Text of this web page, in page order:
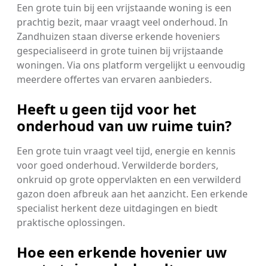
Een grote tuin bij een vrijstaande woning is een
prachtig bezit, maar vraagt veel onderhoud. In
Zandhuizen staan diverse erkende hoveniers
gespecialiseerd in grote tuinen bij vrijstaande
woningen. Via ons platform vergelijkt u eenvoudig
meerdere offertes van ervaren aanbieders.
Heeft u geen tijd voor het
onderhoud van uw ruime tuin?
Een grote tuin vraagt veel tijd, energie en kennis
voor goed onderhoud. Verwilderde borders,
onkruid op grote oppervlakten en een verwilderd
gazon doen afbreuk aan het aanzicht. Een erkende
specialist herkent deze uitdagingen en biedt
praktische oplossingen.
Hoe een erkende hovenier uw